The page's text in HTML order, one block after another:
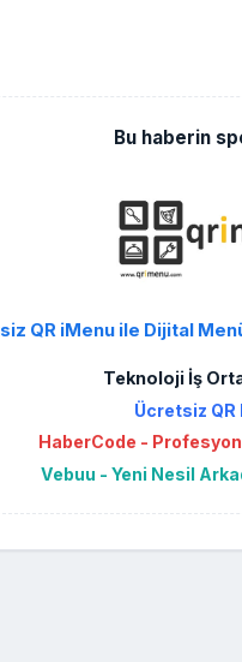
Bu haberin
QR iMenu ile Dijital
Teknoloji İş
Ücretsiz QR
HaberCode -
Vebuu - Yeni Nesil